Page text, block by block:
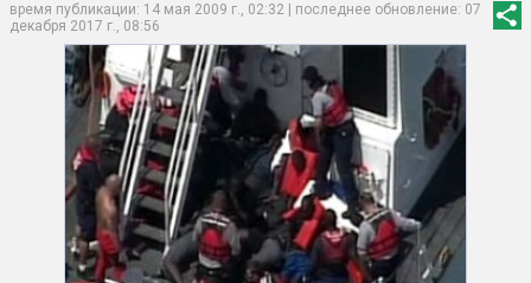
время публикации: 14 мая 2009 г., 02:32 | последнее обновление: 07
декабря 2017 г., 08:56